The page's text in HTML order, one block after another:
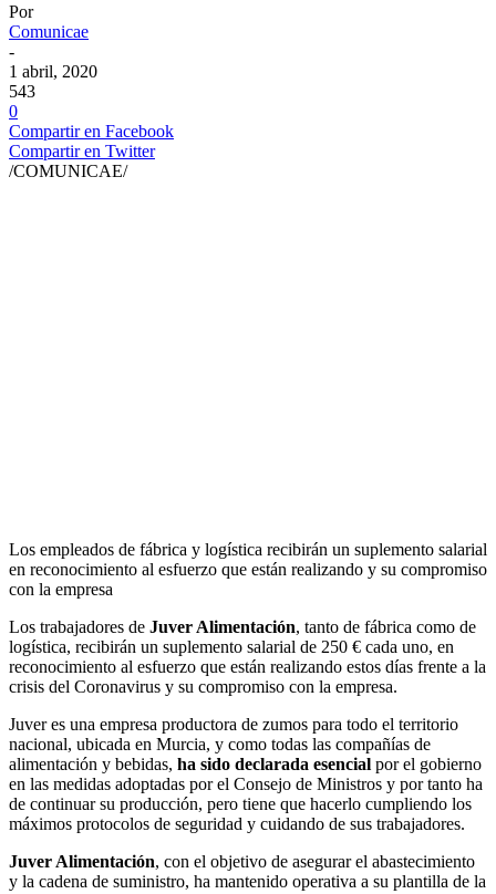
Por
Comunicae
-
1 abril, 2020
543
0
Compartir en Facebook
Compartir en Twitter
/COMUNICAE/
Los empleados de fábrica y logística recibirán un suplemento salarial
en reconocimiento al esfuerzo que están realizando y su compromiso
con la empresa
Los trabajadores de Juver Alimentación, tanto de fábrica como de
logística, recibirán un suplemento salarial de 250 € cada uno, en
reconocimiento al esfuerzo que están realizando estos días frente a la
crisis del Coronavirus y su compromiso con la empresa.
Juver es una empresa productora de zumos para todo el territorio
nacional, ubicada en Murcia, y como todas las compañías de
alimentación y bebidas, ha sido declarada esencial por el gobierno
en las medidas adoptadas por el Consejo de Ministros y por tanto ha
de continuar su producción, pero tiene que hacerlo cumpliendo los
máximos protocolos de seguridad y cuidando de sus trabajadores.
Juver Alimentación, con el objetivo de asegurar el abastecimiento
y la cadena de suministro, ha mantenido operativa a su plantilla de la